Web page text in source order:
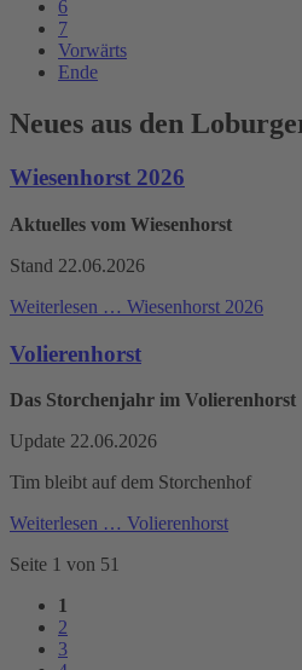
6
7
Vorwärts
Ende
Neues aus den
Wiesenhorst 2026
Aktuelles vom Wiesenhorst
Stand 22.06.2026
Weiterlesen … Wiesenhorst 2026
Volierenhorst
Das Storchenjahr im Volierenhorst
Update 22.06.2026
Tim bleibt auf dem Storchenhof
Weiterlesen … Volierenhorst
Seite 1 von 51
1
2
3